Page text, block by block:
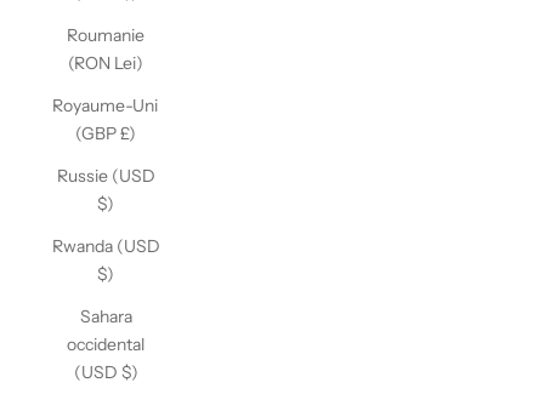
Roumanie
(RON Lei)
Royaume-Uni
(GBP £)
Russie (USD
$)
Rwanda (USD
$)
Sahara
occidental
(USD $)